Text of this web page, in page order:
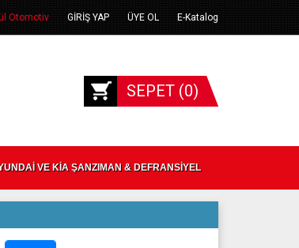
Otomotiv GİRİŞ YAP ÜYE OL E-Katalog
SEPET (0)
VE KİA ŞANZIMAN & DEFRANSİYEL